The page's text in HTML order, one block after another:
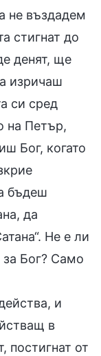
не въздадем
стигнат до
денят, ще
изричаш
си сред
на Петър,
Бог, когато
бъдеш
да
Не е ли
за Бог? Само
и
в
постигнат от